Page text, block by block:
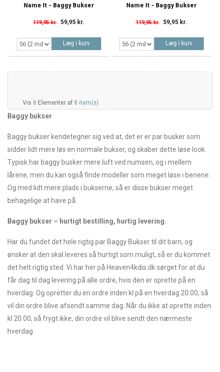
Name It - Baggy Bukser
119,95 kr. 59,95 kr.
Læg i kurv
Name It - Baggy Bukser
119,95 kr. 59,95 kr.
Læg i kurv
Vis 8 Elementer af 8 item(s)
Baggy bukser
Baggy bukser kendetegner sig ved at, det er er par busker som
sidder lidt mere løs en normale bukser, og skaber dette løse look.
Typisk har baggy busker mere luft ved numsen, og i mellem
lårene, men du kan også finde modeller som meget løse i benene.
Og med lidt mere plads i bukserne, så er disse bukser meget
behagelige at have på.
Baggy bukser – hurtigt bestilling, hurtig levering.
Har du fundet det hele rigtig par Baggy Bukser til dit barn, og
ønsker at den skal leveres så hurtigt som muligt, så er du kommet
det helt rigtig sted. Vi har her på Heaven4kdis.dk sørget for at du
får dag til dag levering på alle ordre, hvis den er oprette på en
hverdag. Og opretter du en ordre inden kl på en hverdag 20.00, så
vil din ordre blive afsendt samme dag. Når du ikke at oprette inden
kl 20.00, så frygt ikke, din ordre vil blive sendt den nærmeste
hverdag.